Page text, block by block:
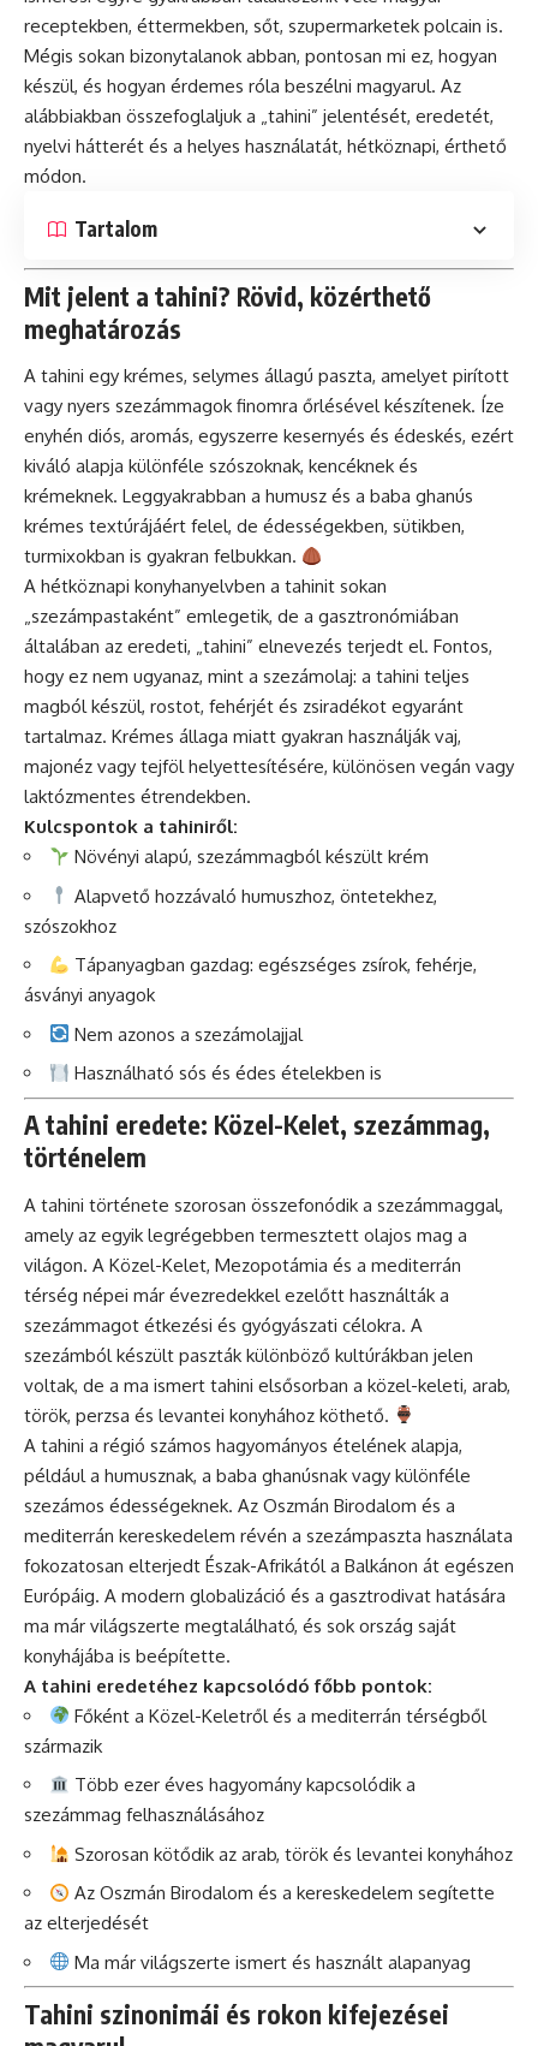
receptekben, éttermekben, sőt, szupermarketek polcain is.
Mégis sokan bizonytalanok abban, pontosan mi ez, hogyan
készül, és hogyan érdemes róla beszélni magyarul. Az
alábbiakban összefoglaljuk a „tahini” jelentését, eredetét,
nyelvi hátterét és a helyes használatát, hétköznapi, érthető
módon.
Tartalom
Mit jelent a tahini? Rövid, közérthető
meghatározás
A tahini egy krémes, selymes állagú paszta, amelyet pirított
vagy nyers szezámmagok finomra őrlésével készítenek. Íze
enyhén diós, aromás, egyszerre kesernyés és édeskés, ezért
kiváló alapja különféle szószoknak, kencéknek és
krémeknek. Leggyakrabban a humusz és a baba ghanús
krémes textúrájáért felel, de édességekben, sütikben,
turmixokban is gyakran felbukkan.
A hétköznapi konyhanyelvben a tahinit sokan
„szezámpastaként” emlegetik, de a gasztronómiában
általában az eredeti, „tahini” elnevezés terjedt el. Fontos,
hogy ez nem ugyanaz, mint a szezámolaj: a tahini teljes
magból készül, rostot, fehérjét és zsiradékot egyaránt
tartalmaz. Krémes állaga miatt gyakran használják vaj,
majonéz vagy tejföl helyettesítésére, különösen vegán vagy
laktózmentes étrendekben.
Kulcspontok a tahiniről:
Növényi alapú, szezámmagból készült krém
Alapvető hozzávaló humuszhoz, öntetekhez,
szószokhoz
Tápanyagban gazdag: egészséges zsírok, fehérje,
ásványi anyagok
Nem azonos a szezámolajjal
Használható sós és édes ételekben is
A tahini eredete: Közel-Kelet, szezámmag,
történelem
A tahini története szorosan összefonódik a szezámmaggal,
amely az egyik legrégebben termesztett olajos mag a
világon. A Közel-Kelet, Mezopotámia és a mediterrán
térség népei már évezredekkel ezelőtt használták a
szezámmagot étkezési és gyógyászati célokra. A
szezámból készült paszták különböző kultúrákban jelen
voltak, de a ma ismert tahini elsősorban a közel-keleti, arab,
török, perzsa és levantei konyhához köthető.
A tahini a régió számos hagyományos ételének alapja,
például a humusznak, a baba ghanúsnak vagy különféle
szezámos édességeknek. Az Oszmán Birodalom és a
mediterrán kereskedelem révén a szezámpaszta használata
fokozatosan elterjedt Észak-Afrikától a Balkánon át egészen
Európáig. A modern globalizáció és a gasztrodivat hatására
ma már világszerte megtalálható, és sok ország saját
konyhájába is beépítette.
A tahini eredetéhez kapcsolódó főbb pontok:
Főként a Közel-Keletről és a mediterrán térségből
származik
Több ezer éves hagyomány kapcsolódik a
szezámmag felhasználásához
Szorosan kötődik az arab, török és levantei konyhához
Az Oszmán Birodalom és a kereskedelem segítette
az elterjedését
Ma már világszerte ismert és használt alapanyag
Tahini szinonimái és rokon kifejezései